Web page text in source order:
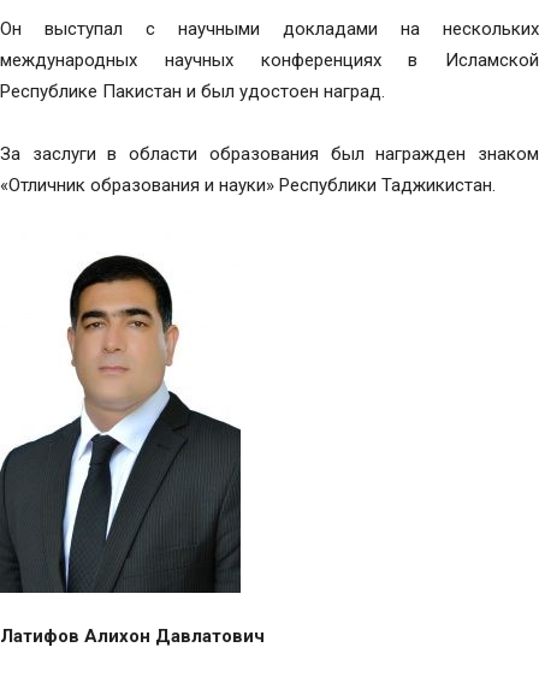
Он выступал с научными докладами на нескольких
международных научных конференциях в Исламской
Республике Пакистан и был удостоен наград.
За заслуги в области образования был награжден знаком
«Отличник образования и науки» Республики Таджикистан.
Латифов Алихон Давлатович